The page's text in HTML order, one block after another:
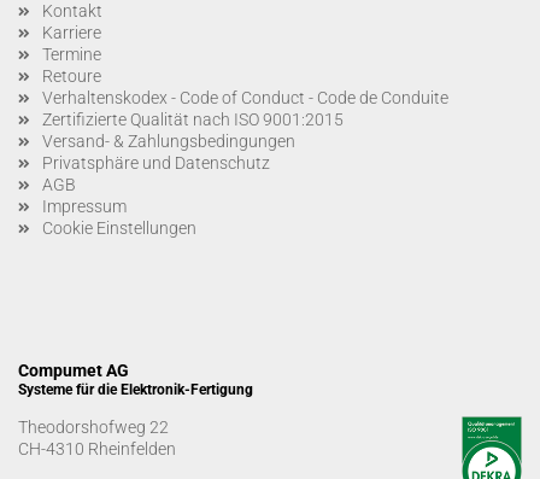
Kontakt
Karriere
Termine
Retoure
Verhaltenskodex - Code of Conduct - Code de Conduite
Zertifizierte Qualität nach ISO 9001:2015
Versand- & Zahlungsbedingungen
Privatsphäre und Datenschutz
AGB
Impressum
Cookie Einstellungen
Compumet AG
Systeme für die Elektronik-Fertigung
Theodorshofweg 22
CH-4310 Rheinfelden